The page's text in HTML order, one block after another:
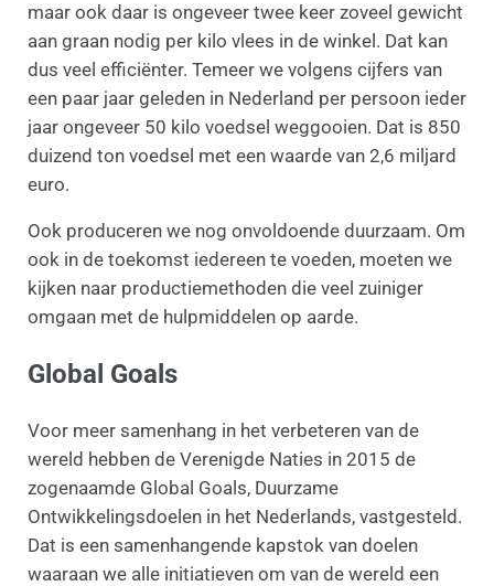
maar ook daar is ongeveer twee keer zoveel gewicht
aan graan nodig per kilo vlees in de winkel. Dat kan
dus veel efficiënter. Temeer we volgens cijfers van
een paar jaar geleden in Nederland per persoon ieder
jaar ongeveer 50 kilo voedsel weggooien. Dat is 850
duizend ton voedsel met een waarde van 2,6 miljard
euro.
Ook produceren we nog onvoldoende duurzaam. Om
ook in de toekomst iedereen te voeden, moeten we
kijken naar productiemethoden die veel zuiniger
omgaan met de hulpmiddelen op aarde.
Global Goals
Voor meer samenhang in het verbeteren van de
wereld hebben de Verenigde Naties in 2015 de
zogenaamde Global Goals, Duurzame
Ontwikkelingsdoelen in het Nederlands, vastgesteld.
Dat is een samenhangende kapstok van doelen
waaraan we alle initiatieven om van de wereld een